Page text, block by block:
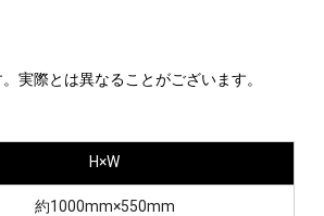
実際とは異なることがございます。
H×W
約1000mm×550mm